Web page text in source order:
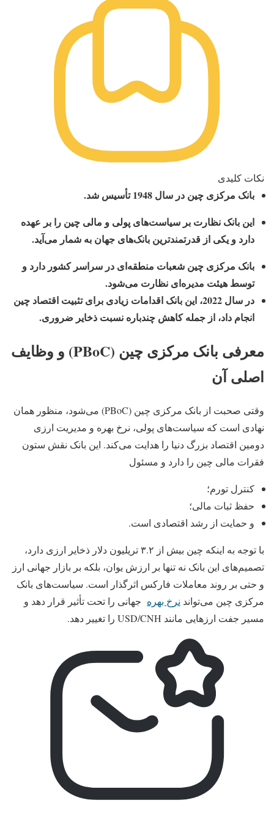
نکات کلیدی
بانک مرکزی چین در سال 1948 تأسیس شد.
این بانک نظارت بر سیاست‌های پولی و مالی چین را بر عهده
دارد و یکی از قدرتمندترین بانک‌های جهان به شمار می‌آید.
بانک مرکزی چین شعبات منطقه‌ای در سراسر کشور دارد و
توسط هیئت مدیره‌ای نظارت می‌شود.
در سال 2022، این بانک اقدامات زیادی برای تثبیت اقتصاد چین
انجام داد، از جمله کاهش چندباره نسبت ذخایر ضروری.
معرفی بانک مرکزی چین (PBoC) و وظایف
اصلی آن
وقتی صحبت از بانک مرکزی چین (PBoC) می‌شود، منظور همان
نهادی است که سیاست‌های پولی، نرخ بهره و مدیریت ارزی
دومین اقتصاد بزرگ دنیا را هدایت می‌کند. این بانک نقش ستون
فقرات مالی چین را دارد و مسئول
کنترل تورم؛
حفظ ثبات مالی؛
و حمایت از رشد اقتصادی است.
با توجه به اینکه چین بیش از ۳.۲ تریلیون دلار ذخایر ارزی دارد،
تصمیم‌های این بانک نه تنها بر ارزش یوان، بلکه بر بازار جهانی ارز
و حتی بر روند معاملات فارکس اثرگذار است. سیاست‌های بانک
مرکزی چین می‌تواند نرخ بهره جهانی را تحت تأثیر قرار دهد و
مسیر جفت‌ ارزهایی مانند USD/CNH را تغییر دهد.